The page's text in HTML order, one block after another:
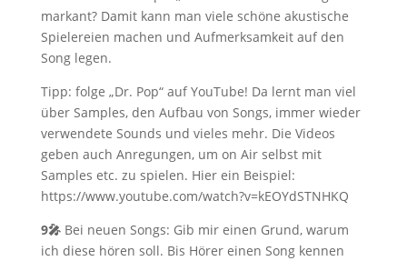
markant? Damit kann man viele schöne akustische
Spielereien machen und Aufmerksamkeit auf den
Song legen.
Tipp: folge „Dr. Pop“ auf YouTube! Da lernt man viel
über Samples, den Aufbau von Songs, immer wieder
verwendete Sounds und vieles mehr. Die Videos
geben auch Anregungen, um on Air selbst mit
Samples etc. zu spielen. Hier ein Beispiel:
https://www.youtube.com/watch?v=kEOYdSTNHKQ
9🎤Bei neuen Songs: Gib mir einen Grund, warum
ich diese hören soll. Bis Hörer einen Song kennen